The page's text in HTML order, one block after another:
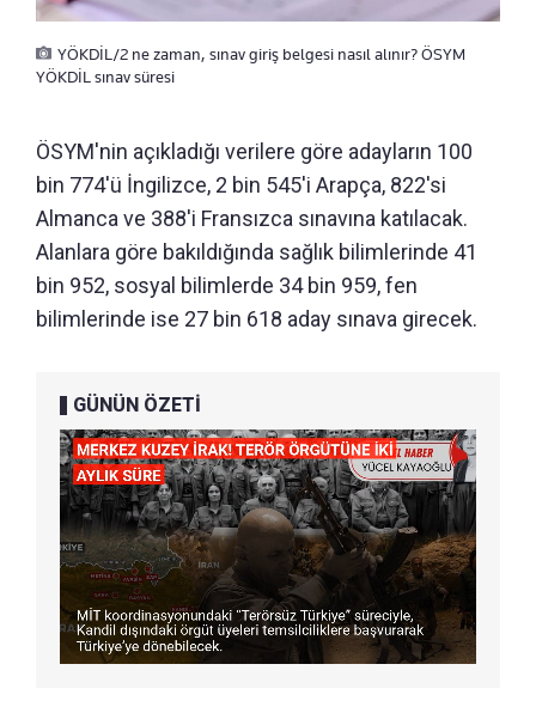
YÖKDİL/2 ne zaman, sınav giriş belgesi nasıl alınır? ÖSYM
YÖKDİL sınav süresi
ÖSYM'nin açıkladığı verilere göre adayların 100
bin 774'ü İngilizce, 2 bin 545'i Arapça, 822'si
Almanca ve 388'i Fransızca sınavına katılacak.
Alanlara göre bakıldığında sağlık bilimlerinde 41
bin 952, sosyal bilimlerde 34 bin 959, fen
bilimlerinde ise 27 bin 618 aday sınava girecek.
GÜNÜN ÖZETİ